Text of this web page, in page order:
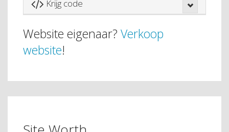
Krijg code
Website eigenaar? Verkoop
website!